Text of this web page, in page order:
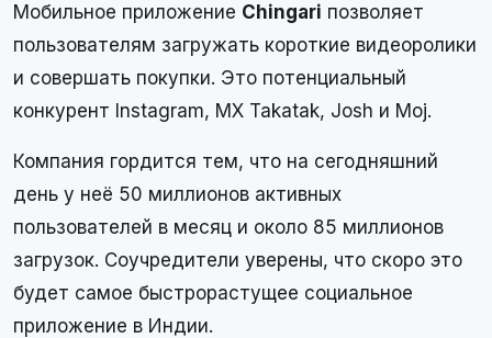
Мобильное приложение Chingari позволяет
пользователям загружать короткие видеоролики
и совершать покупки. Это потенциальный
конкурент Instagram, MX Takatak, Josh и Moj.
Компания гордится тем, что на сегодняшний
день у неё 50 миллионов активных
пользователей в месяц и около 85 миллионов
загрузок. Соучредители уверены, что скоро это
будет самое быстрорастущее социальное
приложение в Индии.